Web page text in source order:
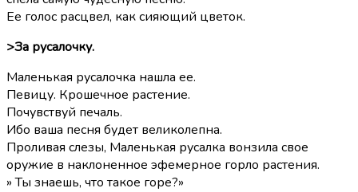
Ее голос расцвел, как сияющий цветок.
>За русалочку.
Маленькая русалочка нашла ее.
Певицу. Крошечное растение.
Почувствуй печаль.
Ибо ваша песня будет великолепна.
Проливая слезы, Маленькая русалка вонзила свое
оружие в наклоненное эфемерное горло растения.
» Ты знаешь, что такое горе?»